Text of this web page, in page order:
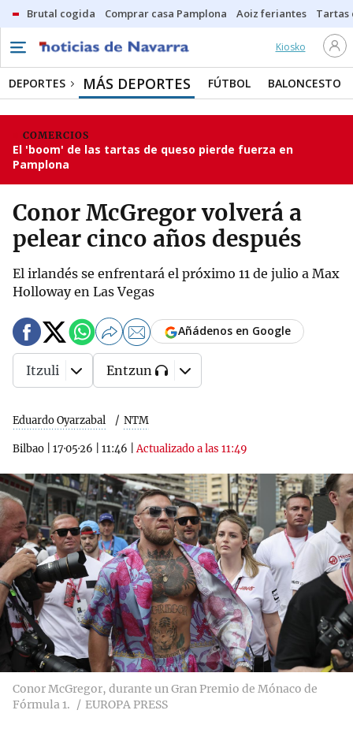
Brutal cogida Comprar casa Pamplona Aoiz feriantes Tartas
Kiosko
DEPORTES MÁS DEPORTES FÚTBOL BALONCESTO
COMERCIOS
El 'boom' de las tartas de queso pierde fuerza en
Pamplona
Conor McGregor volverá a
pelear cinco años después
El irlandés se enfrentará el próximo 11 de julio a Max
Holloway en Las Vegas
Eduardo Oyarzabal NTM
Bilbao 17·05·26 11:46 |Actualizado a las 11:49
Añádenos en Google
Itzuli Entzun
Conor McGregor, durante un Gran Premio de Mónaco de
Fórmula 1.
EUROPA PRESS